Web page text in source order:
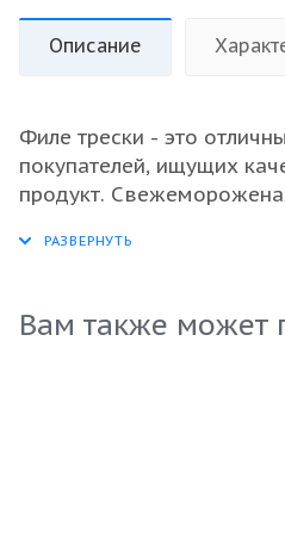
Описание
Филе трески - это
покупателей, ищущих
продукт.
вещества, что делает её
нежным вкусом и низким
что позволяет
Вам также может